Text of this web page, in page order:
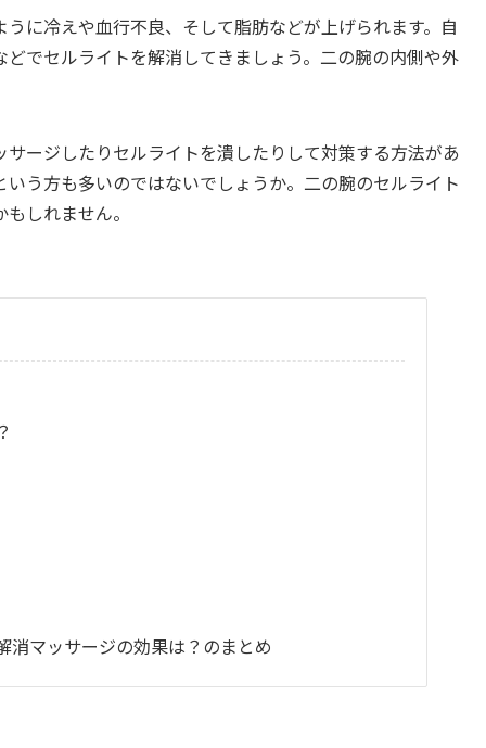
に冷えや血行不良、そして脂肪などが上げられます。自
でセルライトを解消してきましょう。二の腕の内側や外
サージしたりセルライトを潰したりして対策する方法があ
う方も多いのではないでしょうか。二の腕のセルライト
しれません。
消マッサージの効果は？のまとめ